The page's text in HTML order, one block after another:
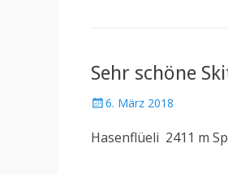
Sehr schöne
Posted
6. März 2018
Hasenflüeli 2411 m